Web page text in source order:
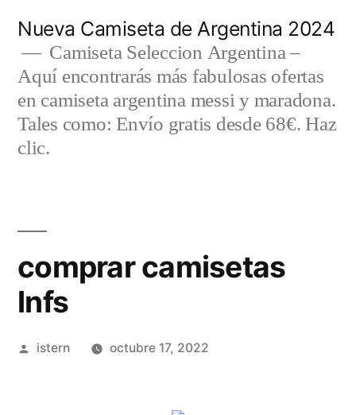
contenido
Nueva Camiseta de Argentina 2024
Camiseta Seleccion Argentina –
Aquí encontrarás más fabulosas ofertas
en camiseta argentina messi y maradona.
Tales como: Envío gratis desde 68€. Haz
clic.
comprar camisetas
lnfs
Publicado
istern octubre 17, 2022